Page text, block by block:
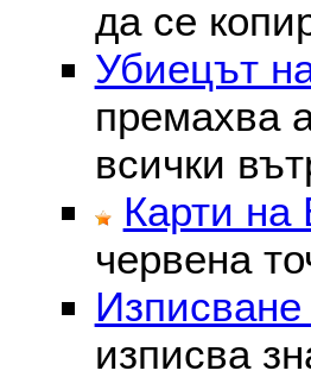
да се
Убиецът
премахва
всички
Карти на
червена
Изписване
изписва